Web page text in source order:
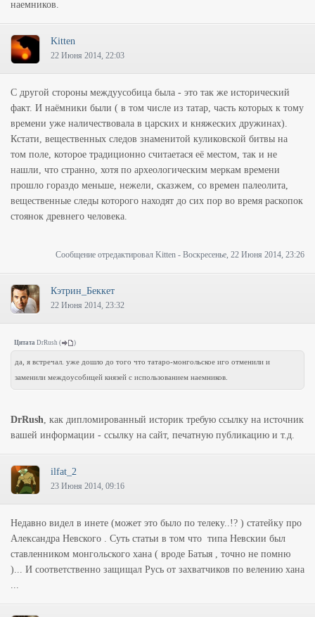
наемников.
Kitten
22 Июня 2014, 22:03
С другой стороны междуусобица была - это так же исторический
факт. И наёмники были ( в том числе из татар, часть которых к тому
времени уже наличествовала в царских и княжеских дружинах).
Кстати, вещественных следов знаменитой куликовской битвы на
том поле, которое традиционно считаетася её местом, так и не
нашли, что странно, хотя по археологическим меркам времени
прошло гораздо меньше, нежели, сказжем, со времен палеолита,
вещественные следы которого находят до сих пор во время раскопок
стоянок древнего человека.
Сообщение отредактировал Kitten - Воскресенье, 22 Июня 2014, 23:26
Кэтрин_Беккет
22 Июня 2014, 23:32
Цитата DrRush ( )
да, я встречал. уже дошло до того что татаро-монгольское иго отменили и
заменили междоусобицей князей с использованием наемников.
DrRush, как дипломированный историк требую ссылку на источник
вашей информации - ссылку на сайт, печатную публикацию и т.д.
ilfat_2
23 Июня 2014, 09:16
Недавно видел в инете (может это было по телеку..!? ) статейку про
Александра Невского . Суть статьи в том что типа Невскии был
ставленником монгольского хана ( вроде Батыя , точно не помню
)... И соответственно защищал Русь от захватчиков по велению хана
...